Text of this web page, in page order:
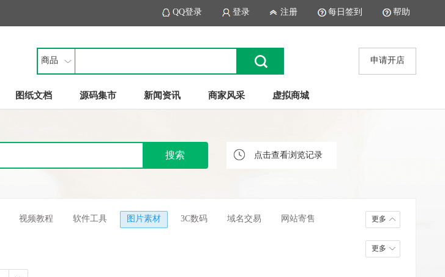
帮助
每日签到
注册
登录
QQ登录
商品 申请开店
图纸文档 源码集市 新闻资讯 商家风采
虚拟商城
点击查看浏览记录
视频教程 软件工具 图片素材 3C数码 域名交易 网站寄售 更多
更多